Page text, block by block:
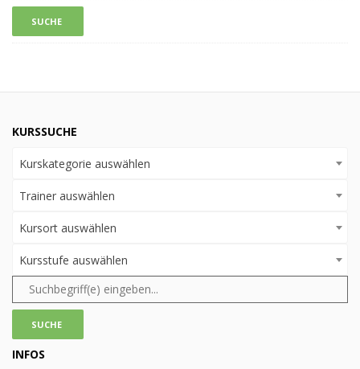
KURSSUCHE
Kurskategorie auswählen
Trainer auswählen
Kursort auswählen
Kursstufe auswählen
INFOS